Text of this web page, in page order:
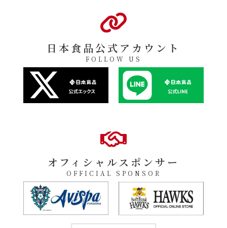
日本食品公式アカウント
FOLLOW US
オフィシャルスポンサー
OFFICIAL SPONSOR